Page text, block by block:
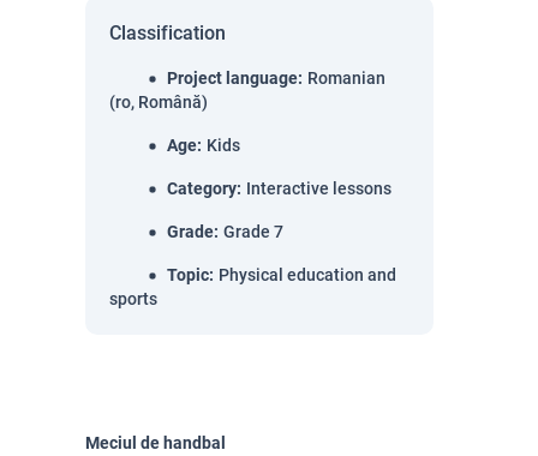
Classification
Project language: Romanian
(ro, Română)
Age: Kids
Category: Interactive lessons
Grade: Grade 7
Topic: Physical education and
sports
Meciul de handbal